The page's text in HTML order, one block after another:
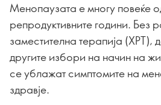
Менопаузата е многу повеќе
репродуктивните години. Без
заместителна терапија (ХРТ),
другите избори на начин на
се ублажат симптомите на
здравје.